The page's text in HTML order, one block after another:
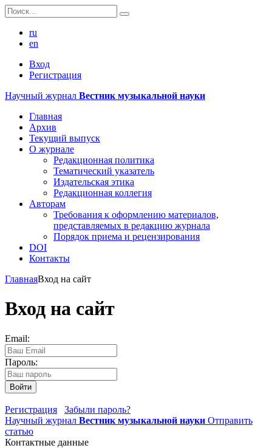
ru
en
Вход
Регистрация
Научный журнал Вестник музыкальной науки
Главная
Архив
Текущий выпуск
О журнале
Редакционная политика
Тематический указатель
Издательская этика
Редакционная коллегия
Авторам
Требования к оформлению материалов,
представляемых в редакцию журнала
Порядок приема и рецензирования
DOI
Контакты
ГлавнаяВход на сайт
Вход на сайт
Email:
Пароль:
Войти
Регистрация
Забыли пароль?
Научный журнал Вестник музыкальной науки Отправить
статью
Контактные данные